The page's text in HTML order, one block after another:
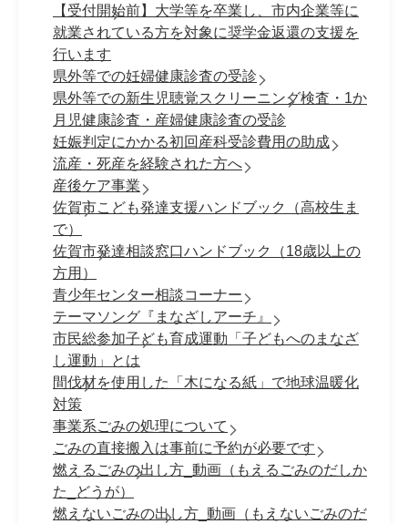
【受付開始前】大学等を卒業し、市内企業等に
就業されている方を対象に奨学金返還の支援を
行います
県外等での妊婦健康診査の受診
県外等での新生児聴覚スクリーニング検査・1か
月児健康診査・産婦健康診査の受診
妊娠判定にかかる初回産科受診費用の助成
流産・死産を経験された方へ
産後ケア事業
佐賀市こども発達支援ハンドブック（高校生ま
で）
佐賀市発達相談窓口ハンドブック（18歳以上の
方用）
青少年センター相談コーナー
テーマソング『まなざしアーチ』
市民総参加子ども育成運動「子どもへのまなざ
し運動」とは
間伐材を使用した「木になる紙」で地球温暖化
対策
事業系ごみの処理について
ごみの直接搬入は事前に予約が必要です
燃えるごみの出し方_動画（もえるごみのだしか
た_どうが）
燃えないごみの出し方_動画（もえないごみのだ